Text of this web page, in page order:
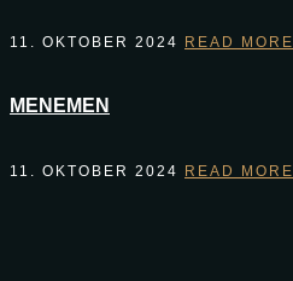
11. OKTOBER 2024 READ MORE
MENEMEN
11. OKTOBER 2024 READ MORE